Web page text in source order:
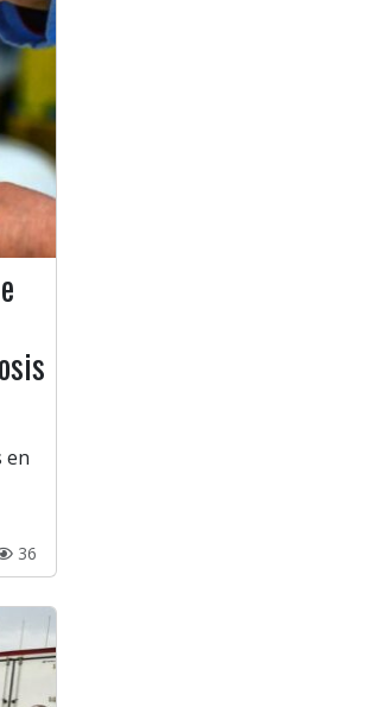
en
36